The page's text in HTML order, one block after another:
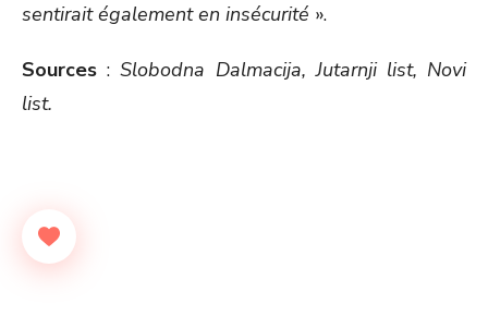
sentiraitégalement en insécurité ».
Sources :Slobodna Dalmacija, Jutarnji list, Novi
list.